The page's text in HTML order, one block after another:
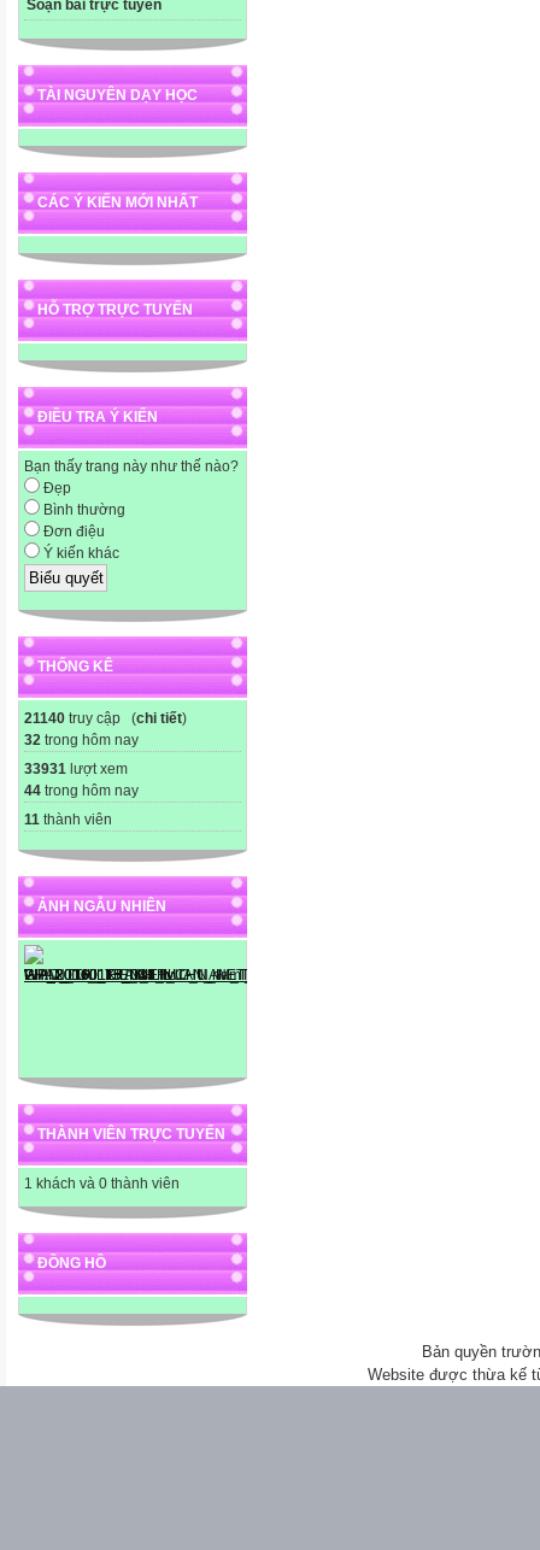
Soạn bài trực tuyến
TÀI NGUYÊN DẠY HỌC
CÁC Ý KIẾN MỚI NHẤT
HỖ TRỢ TRỰC TUYẾN
ĐIỀU TRA Ý KIẾN
Bạn thấy trang này như thế nào?
Đẹp
Bình thường
Đơn điệu
Ý kiến khác
THỐNG KÊ
21140 truy cập (chi tiết)
32 trong hôm nay
33931 lượt xem
44 trong hôm nay
11 thành viên
ẢNH NGẪU NHIÊN
THÀNH VIÊN TRỰC TUYẾN
1 khách và 0 thành viên
ĐỒNG HỒ
Bản quyền
Website được thừa kế